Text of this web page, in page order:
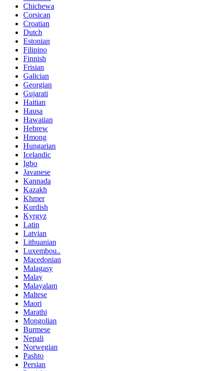
Chichewa
Corsican
Croatian
Dutch
Estonian
Filipino
Finnish
Frisian
Galician
Georgian
Gujarati
Haitian
Hausa
Hawaiian
Hebrew
Hmong
Hungarian
Icelandic
Igbo
Javanese
Kannada
Kazakh
Khmer
Kurdish
Kyrgyz
Latin
Latvian
Lithuanian
Luxembou..
Macedonian
Malagasy
Malay
Malayalam
Maltese
Maori
Marathi
Mongolian
Burmese
Nepali
Norwegian
Pashto
Persian